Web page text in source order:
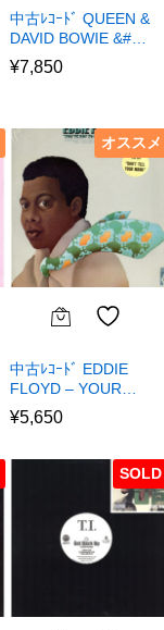
中古ﾚｺｰﾄﾞ QUEEN &
DAVID BOWIE &#…
¥7,850
オススメ
中古ﾚｺｰﾄﾞ EDDIE
FLOYD – YOUR…
¥5,650
SOLD